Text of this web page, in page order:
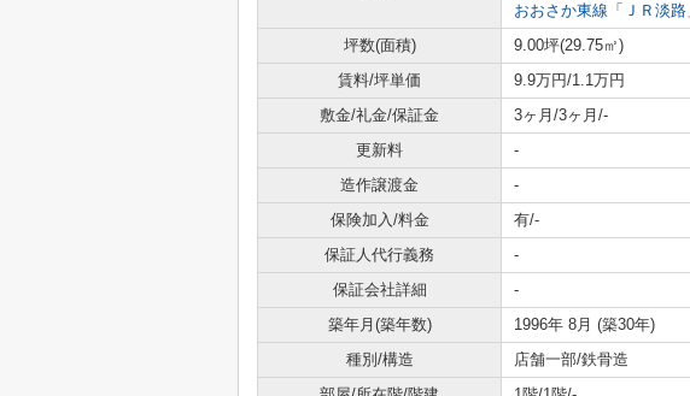
おおさか東線 「 ＪＲ淡路
坪数(面積)
9.00坪(29.75㎡)
賃料/坪単価
9.9万円/1.1万円
敷金/礼金/保証金
3ヶ月/3ヶ月/-
更新料
-
造作譲渡金
-
保険加入/料金
有/-
保証人代行義務
-
保証会社詳細
-
築年月(築年数)
1996年 8月 (築30年)
種別/構造
店舗一部/鉄骨造